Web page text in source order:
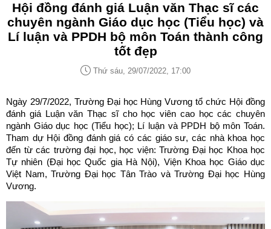
Hội đồng đánh giá Luận văn Thạc sĩ các
chuyên ngành Giáo dục học (Tiểu học) và
Lí luận và PPDH bộ môn Toán thành công
tốt đẹp
Thứ sáu, 29/07/2022, 17:00
Ngày 29/7/2022, Trường Đại học Hùng Vương tổ chức Hội đồng
đánh giá Luận văn Thạc sĩ cho học viên cao học các chuyên
ngành Giáo dục học (Tiểu học); Lí luận và PPDH bộ môn Toán.
Tham dự Hội đồng đánh giá có các giáo sư, các nhà khoa học
đến từ các trường đại học, học viện: Trường Đại học Khoa học
Tự nhiên (Đại học Quốc gia Hà Nội), Viện Khoa học Giáo dục
Việt Nam, Trường Đại học Tân Trào và Trường Đại học Hùng
Vương.